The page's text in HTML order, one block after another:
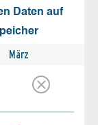
Daten auf
März